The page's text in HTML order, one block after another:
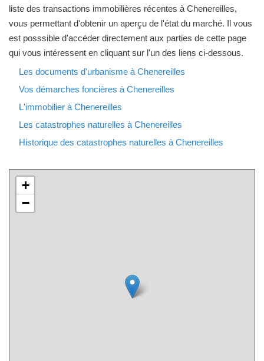
liste des transactions immobilières récentes à Chenereilles,
vous permettant d'obtenir un aperçu de l'état du marché. Il vous
est posssible d'accéder directement aux parties de cette page
qui vous intéressent en cliquant sur l'un des liens ci-dessous.
Les documents d'urbanisme à Chenereilles
Vos démarches foncières à Chenereilles
L'immobilier à Chenereilles
Les catastrophes naturelles à Chenereilles
Historique des catastrophes naturelles à Chenereilles
+
−